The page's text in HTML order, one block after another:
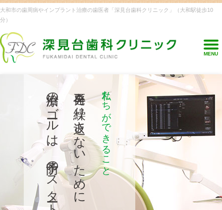
大和市の歯周病やインプラント治療の歯医者「深見台歯科クリニック」（大和駅徒歩10
分）
MENU
私たちができること
再発を繰り返さないために
治療のゴールは、予防のスタート